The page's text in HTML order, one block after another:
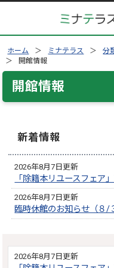
ホーム ミナテラス 分
開館情報
開館情報
新着情報
2026年8月7日更新
「除籍本リユースフェア
2026年8月7日更新
臨時休館のお知らせ（８/
2026年8月7日更新